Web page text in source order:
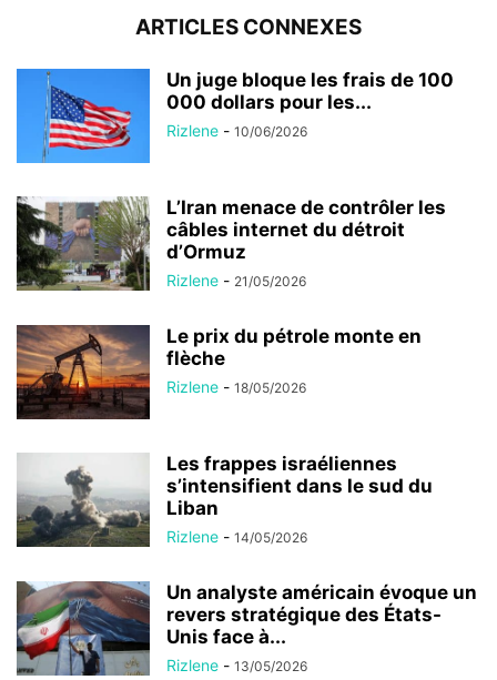
ARTICLES CONNEXES
Un juge bloque les frais de 100
000 dollars pour les...
Rizlene - 10/06/2026
L’Iran menace de contrôler les
câbles internet du détroit
d’Ormuz
Rizlene - 21/05/2026
Le prix du pétrole monte en
flèche
Rizlene - 18/05/2026
Les frappes israéliennes
s’intensifient dans le sud du
Liban
Rizlene - 14/05/2026
Un analyste américain évoque un
revers stratégique des États-
Unis face à...
Rizlene - 13/05/2026